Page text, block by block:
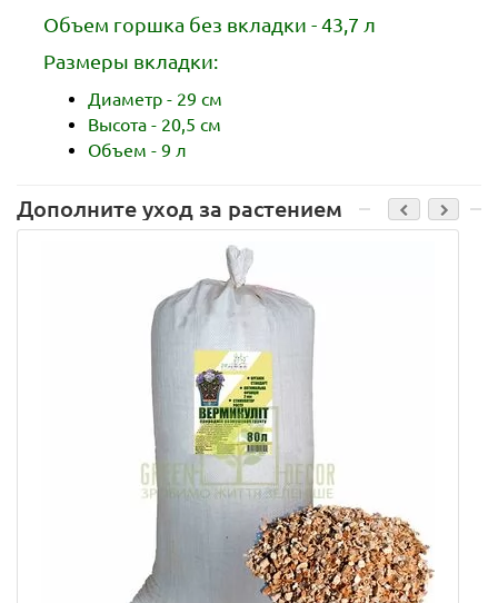
Объем горшка без вкладки - 43,7 л
Размеры вкладки:
Диаметр - 29 см
Высота - 20,5 см
Объем - 9 л
Дополните уход за растением